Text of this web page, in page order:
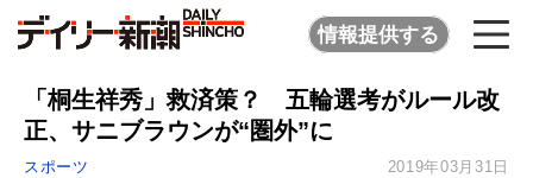
情報提供する
「桐生祥秀」救済策？ 五輪選考がルール改
正、サニブラウンが“圏外”に
スポーツ 2019年03月31日